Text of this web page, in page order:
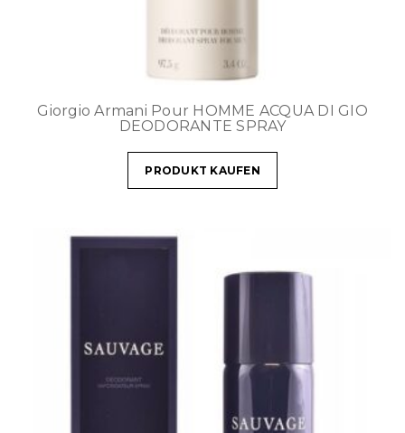
Giorgio Armani Pour HOMME ACQUA DI GIO
DEODORANTE SPRAY
PRODUKT KAUFEN